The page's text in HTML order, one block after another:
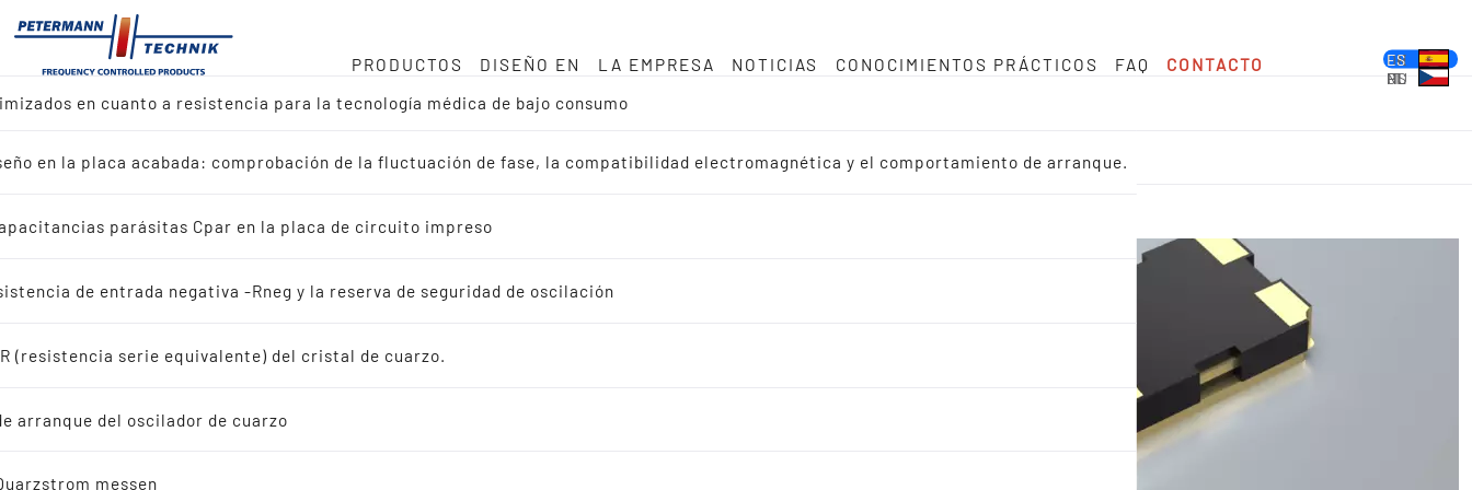
PRODUCTOS DISEÑO EN
MHz
LA EMPRESA
NOTICIAS
CONOCIMIENTOS PRÁCTICOS
en cuanto a resistencia para la tecnología médica de bajo consumo
en la placa acabada: comprobación de la fluctuación de fase, la compatibilidad electromagnética y el comportamiento de arranque.
parásitas Cpar en la placa de circuito impreso
de entrada negativa -Rneg y la reserva de seguridad de oscilación
(resistencia serie equivalente) del cristal de cuarzo.
arranque del oscilador de cuarzo
messen
FAQ CONTACTO DE
EN
FR
ES
PL
IT
NL
HU
CS